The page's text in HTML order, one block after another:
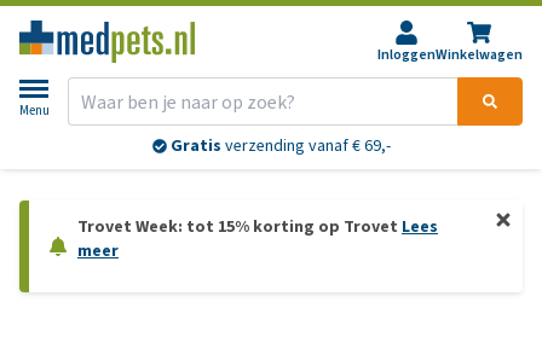
InloggenWinkelwagen
Menu
Gratis verzending vanaf € 69,-
Trovet Week: tot 15% korting op Trovet Lees
meer